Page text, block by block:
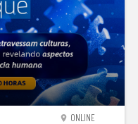
location_on ONLINE